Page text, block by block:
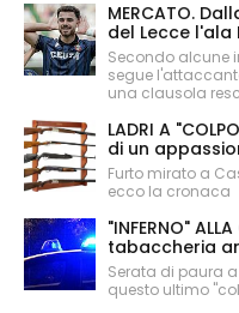
MERCATO.
del Lecce l'ala
Secondo alcune
segue
una clausola
LADRI A
di un
Furto mirato a
ecco la cronaca
"INFERNO"
tabaccheria
Serata di paura
questo ultimo